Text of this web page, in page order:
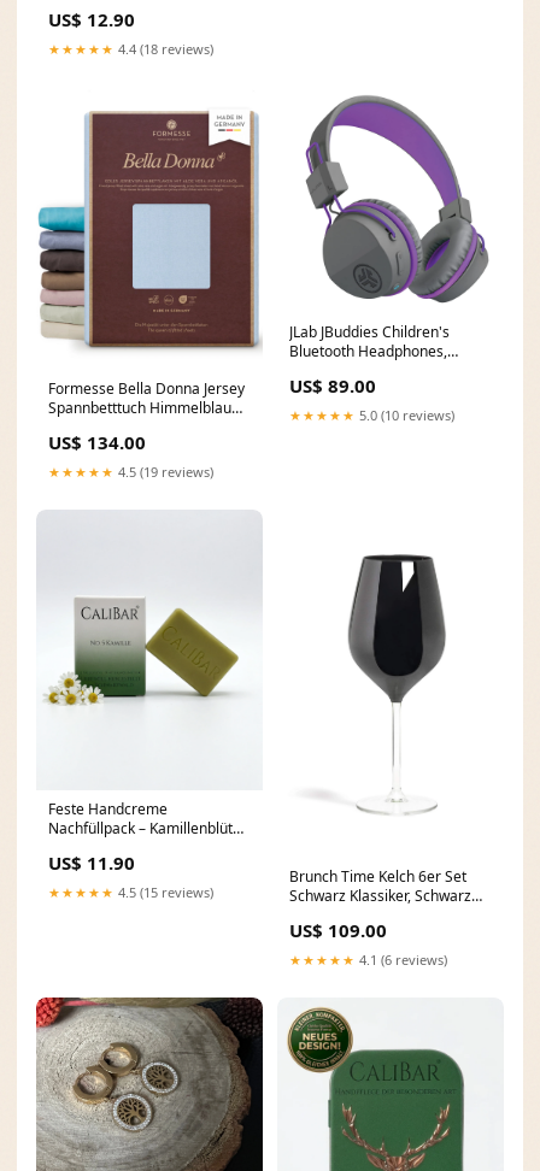
US$ 12.90
★★★★★ 4.4 (18 reviews)
Formesse Bella Donna Jersey
Spannbetttuch Himmelblau
100x220 cm Himmelblau
tsTopseller
US$ 134.00
★★★★★ 4.5 (19 reviews)
JLab JBuddies Children's
Bluetooth Headphones,
Headphones with Microph
initial
US$ 89.00
★★★★★ 5.0 (10 reviews)
Feste Handcreme
Nachfüllpack – Kamillenblüte
US$ 11.90
★★★★★ 4.5 (15 reviews)
Brunch Time Kelch 6er Set
Schwarz Klassiker, Schwarz
US$ 109.00
★★★★★ 4.1 (6 reviews)